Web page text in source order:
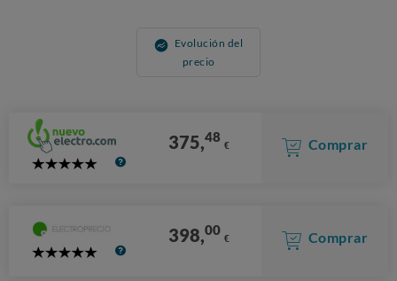
Evolución del
precio
5
375,48 € Comprar
5
398,00 € Comprar